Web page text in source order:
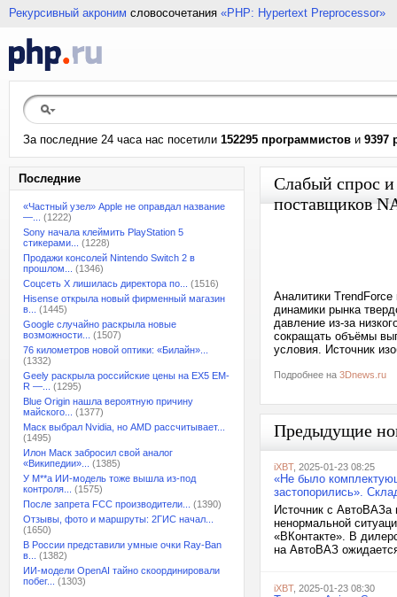
Рекурсивный акроним словосочетания «PHP: Hypertext Preprocessor»
За последние 24 часа нас посетили 152295 программистов и 9397
Последние
«Частный узел» Apple не оправдал название
—...
(1222)
Sony начала клеймить PlayStation 5
стикерами...
(1228)
Продажи консолей Nintendo Switch 2 в
прошлом...
(1346)
Соцсеть X лишилась директора по...
(1516)
Hisense открыла новый фирменный магазин
в...
(1445)
Google случайно раскрыла новые
возможности...
(1507)
76 километров новой оптики: «Билайн»...
(1332)
Geely раскрыла российские цены на EX5 EM-
R —...
(1295)
Blue Origin нашла вероятную причину
майского...
(1377)
Маск выбрал Nvidia, но AMD рассчитывает...
(1495)
Илон Маск забросил свой аналог
«Википедии»...
(1385)
У M**a ИИ-модель тоже вышла из-под
контроля...
(1575)
После запрета FCC производители...
(1390)
Отзывы, фото и маршруты: 2ГИС начал...
(1650)
В России представили умные очки Ray-Ban
в...
(1382)
ИИ-модели OpenAI тайно скоординировали
побег...
(1303)
Слабый спрос и
поставщиков
Аналитики TrendForce
динамики рынка
давление из-за
сокращать объёмы
условия. Источник
Подробнее на 3Dnews.ru
Предыдущие
iXBT, 2025-01-23 08:25
«Не было
застопорились».
Источник с АвтоВАЗа
ненормальной
«ВКонтакте». В
на АвтоВАЗ
iXBT, 2025-01-23 08:30